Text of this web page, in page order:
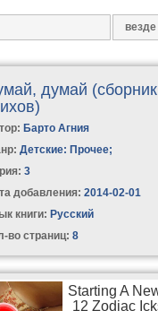
думай (сборник
Барто Агния
Детские: Прочее;
3
добавления: 2014-02-01
книги: Русский
во страниц: 8